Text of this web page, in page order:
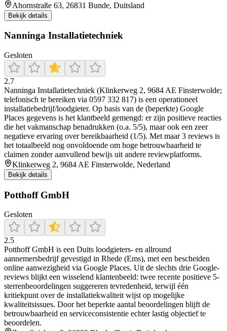
Ahornstraße 63, 26831 Bunde, Duitsland
Bekijk details
Nanninga Installatietechniek
Gesloten
2.7
Nanninga Installatietechniek (Klinkerweg 2, 9684 AE Finsterwolde;
telefonisch te bereiken via 0597 332 817) is een operationeel
installatiebedrijf/loodgieter. Op basis van de (beperkte) Google
Places gegevens is het klantbeeld gemengd: er zijn positieve reacties
die het vakmanschap benadrukken (o.a. 5/5), maar ook een zeer
negatieve ervaring over bereikbaarheid (1/5). Met maar 3 reviews is
het totaalbeeld nog onvoldoende om hoge betrouwbaarheid te
claimen zonder aanvullend bewijs uit andere reviewplatforms.
Klinkerweg 2, 9684 AE Finsterwolde, Nederland
Bekijk details
Potthoff GmbH
Gesloten
2.5
Potthoff GmbH is een Duits loodgieters- en allround
aannemersbedrijf gevestigd in Rhede (Ems), met een bescheiden
online aanwezigheid via Google Places. Uit de slechts drie Google-
reviews blijkt een wisselend klantenbeeld: twee recente positieve 5-
sterrenbeoordelingen suggereren tevredenheid, terwijl één
kritiekpunt over de installatiekwaliteit wijst op mogelijke
kwaliteitsissues. Door het beperkte aantal beoordelingen blijft de
betrouwbaarheid en serviceconsistentie echter lastig objectief te
beoordelen.